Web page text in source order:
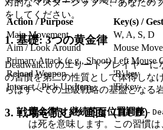
Action / Purpose
Key(s) /
Main Movement
W, A, S, D
Aim / Look Around
Mouse
Primary Attack (e.g., Shoot) Left Mouse
Reload Weapon
'R' key
Interact / Pick Up Item
'E' key
3. 戦場を読む：画面（HUD）
対的なマスターシップへ、あなたの
をしてください。
1. 基礎: 3つの黄金律
Deadwalk.io のエリートプレイヤー
の習慣を第二の性質として体得しな
らはすべての上級戦略の基盤となる
黄金律 1: 継続的な位置調整-
は死を意味します。この習慣